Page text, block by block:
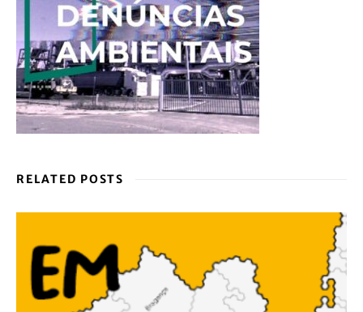
RELATED POSTS